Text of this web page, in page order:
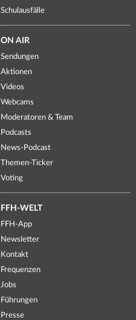
Schulausfälle
ON AIR
Sendungen
Aktionen
Videos
Webcams
Moderatoren & Team
Podcasts
News-Podcast
Themen-Ticker
Voting
FFH-WELT
FFH-App
Newsletter
Kontakt
Frequenzen
Jobs
Führungen
Presse